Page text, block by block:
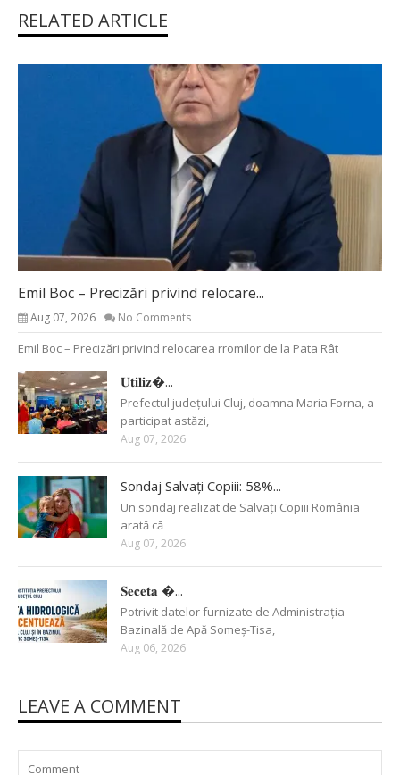
RELATED ARTICLE
Emil Boc – Precizări privind relocare...
Aug 07, 2026 No Comments
Emil Boc – Precizări privind relocarea rromilor de la Pata Rât
𝐔𝐭𝐢𝐥𝐢𝐳�...
Prefectul județului Cluj, doamna Maria Forna, a
participat astăzi,
Aug 07, 2026
Sondaj Salvați Copiii: 58%...
Un sondaj realizat de Salvați Copiii România
arată că
Aug 07, 2026
𝐒𝐞𝐜𝐞𝐭𝐚 �...
Potrivit datelor furnizate de Administrația
Bazinală de Apă Someș-Tisa,
Aug 06, 2026
LEAVE A COMMENT